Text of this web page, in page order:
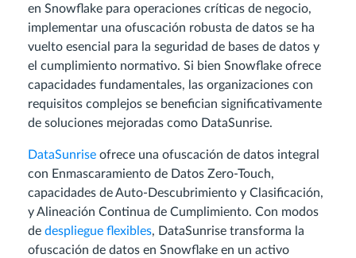
en Snowflake para operaciones críticas de negocio,
implementar una ofuscación robusta de datos se ha
vuelto esencial para la seguridad de bases de datos y
el cumplimiento normativo. Si bien Snowflake ofrece
capacidades fundamentales, las organizaciones con
requisitos complejos se benefician significativamente
de soluciones mejoradas como DataSunrise.
DataSunrise ofrece una ofuscación de datos integral
con Enmascaramiento de Datos Zero-Touch,
capacidades de Auto-Descubrimiento y Clasificación,
y Alineación Continua de Cumplimiento. Con modos
de despliegue flexibles, DataSunrise transforma la
ofuscación de datos en Snowflake en un activo